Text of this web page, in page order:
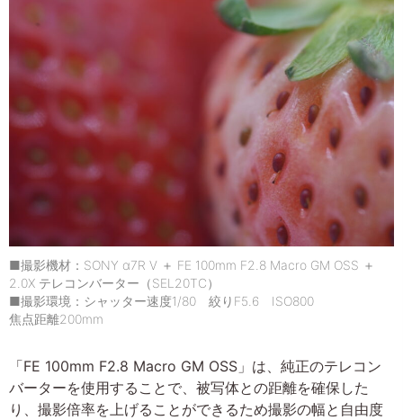
■撮影機材：SONY α7R V ＋ FE 100mm F2.8 Macro GM OSS ＋
2.0X テレコンバーター（SEL20TC）
■撮影環境：シャッター速度1/80 絞りF5.6 ISO800
焦点距離200mm
「FE 100mm F2.8 Macro GM OSS」は、純正のテレコン
バーターを使用することで、被写体との距離を確保した
り、撮影倍率を上げることができるため撮影の幅と自由度